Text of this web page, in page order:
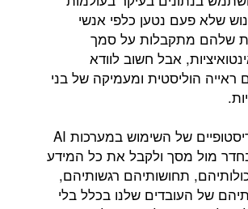
שלא פעם נטען כלפי אנשי
שלהם מתקבלות על סמך
אבל חשוב לוודא
הוליסטית ומעמיקה של בני
אחד התסריטים הדיסטופיים של השימוש במערכות AI
מול מסך ולקבל את כל המידע
תחושותיהם רגשותיהם,
של העובדים שלנו בכלל בלי